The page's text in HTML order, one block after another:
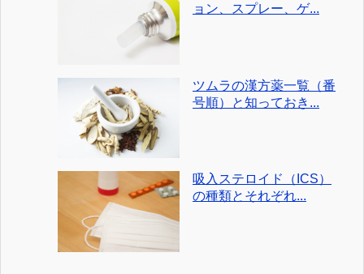
ョン、スプレー、ゲ...
ツムラの漢方薬一覧（番
号順）と知っておき...
吸入ステロイド（ICS）
の種類とそれぞれ...